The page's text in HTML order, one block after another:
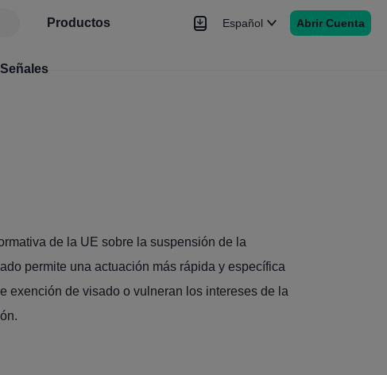
Productos
Noticias
Español Abrir Cuenta
Señales
de la UE sobre la suspensión de la
permite una actuación más rápida y específica
exención de visado o vulneran los intereses de la